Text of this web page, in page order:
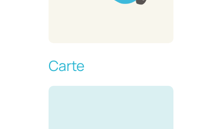
Carte